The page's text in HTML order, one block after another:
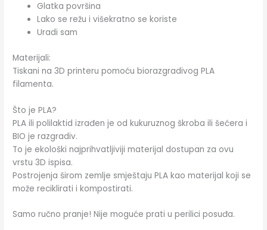
Glatka površina
Lako se režu i višekratno se koriste
Uradi sam
Materijali:
Tiskani na 3D printeru pomoću biorazgradivog PLA
filamenta.
Što je PLA?
PLA ili polilaktid izrađen je od kukuruznog škroba ili šećera i
BIO je razgradiv.
To je ekološki najprihvatljiviji materijal dostupan za ovu
vrstu 3D ispisa.
Postrojenja širom zemlje smještaju PLA kao materijal koji se
može reciklirati i kompostirati.
Samo ručno pranje! Nije moguće prati u perilici posuđa.